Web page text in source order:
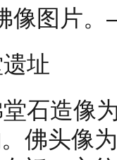
像图片
址
石造像
佛头像